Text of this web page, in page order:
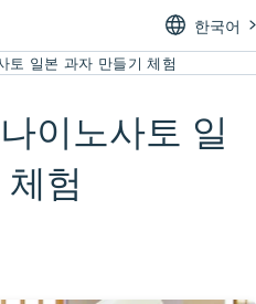
한국어
토 일본 과자 만들기 체험
이노사토 일
험